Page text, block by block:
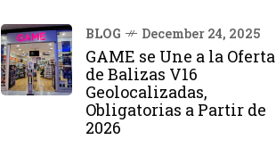
BLOG December 24, 2025
GAME se Une a la Oferta
de Balizas V16
Geolocalizadas,
Obligatorias a Partir de
2026